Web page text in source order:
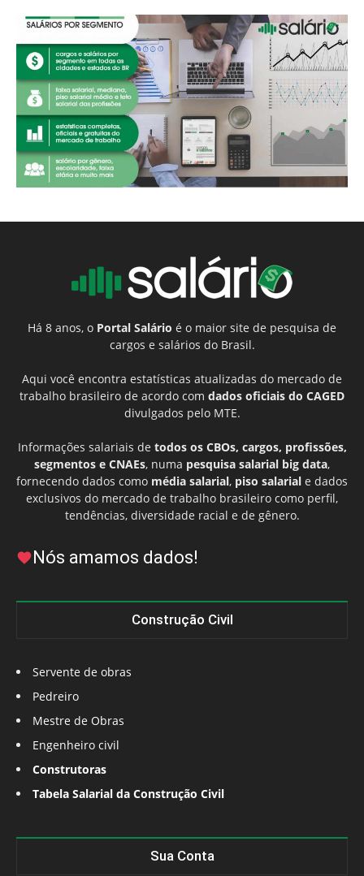
Há 8 anos, o Portal Salário é o maior site de pesquisa de
cargos e salários do Brasil.
Aqui você encontra estatísticas atualizadas do mercado de
trabalho brasileiro de acordo com dados oficiais do CAGED
divulgados pelo MTE.
Informações salariais de todos os CBOs, cargos, profissões,
segmentos e CNAEs, numa pesquisa salarial big data,
fornecendo dados como média salarial, piso salarial e dados
exclusivos do mercado de trabalho brasileiro como perfil,
tendências, diversidade racial e de gênero.
Nós amamos dados!
Construção Civil
Servente de obras
Pedreiro
Mestre de Obras
Engenheiro civil
Construtoras
Tabela Salarial da Construção Civil
Sua Conta